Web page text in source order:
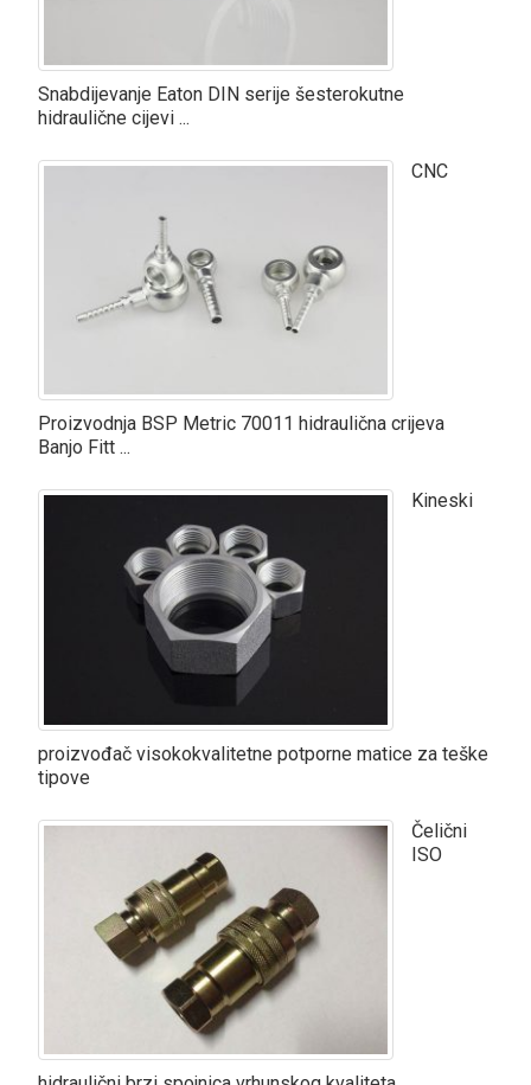
Snabdijevanje Eaton DIN serije šesterokutne
hidraulične cijevi ...
CNC
Proizvodnja BSP Metric 70011 hidraulična crijeva
Banjo Fitt ...
Kineski
proizvođač visokokvalitetne potporne matice za teške
tipove
Čelični
ISO